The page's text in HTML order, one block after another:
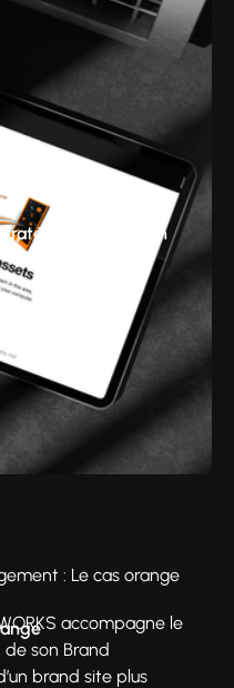
Production
: Le cas orange
accompagne le
son Brand
brand site plus